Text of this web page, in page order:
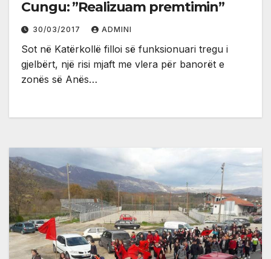
Cungu: ”Realizuam premtimin”
30/03/2017 ADMINI
Sot në Katërkollë filloi së funksionuari tregu i
gjelbërt, një risi mjaft me vlera për banorët e
zonës së Anës…